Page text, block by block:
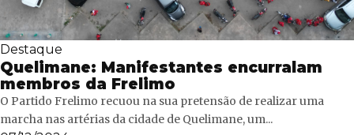
Destaque
Quelimane: Manifestantes encurralam
membros da Frelimo
O Partido Frelimo recuou na sua pretensão de realizar uma
marcha nas artérias da cidade de Quelimane, um...